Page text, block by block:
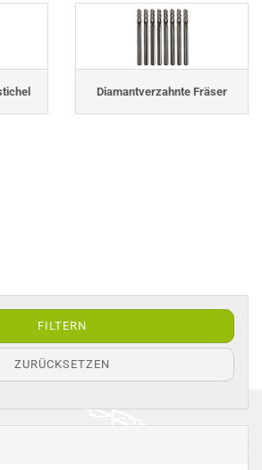
Diamantverzahnte Fräser
FILTERN
ZURÜCKSETZEN